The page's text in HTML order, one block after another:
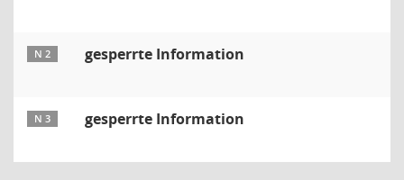
N 2 gesperrte Information
N 3 gesperrte Information